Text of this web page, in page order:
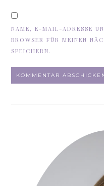
NAME, E-MAIL-ADRESSE
BROWSER FÜR MEINEN
SPEICHERN.